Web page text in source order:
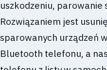
uszkodzeniu, parowanie
Rozwiązaniem jest
sparowanych urządzeń
Bluetooth telefonu, a